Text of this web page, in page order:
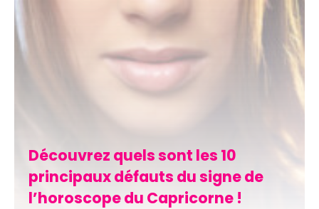
Découvrez quels sont les 10
principaux défauts du signe de
l’horoscope du Capricorne !